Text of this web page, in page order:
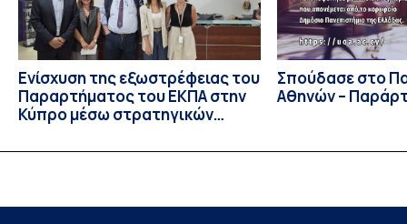
Ενίσχυση της εξωστρέφειας του
Παραρτήματος του ΕΚΠΑ στην
Κύπρο μέσω στρατηγικών
Σπούδασε στο
Αθηνών –